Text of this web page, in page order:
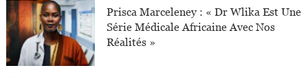
Prisca Marceleney : « Dr Wlika Est Une
Série Médicale Africaine Avec Nos
Réalités »